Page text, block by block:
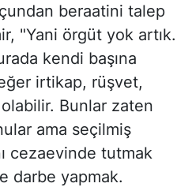
beraatini talep
"Yani örgüt yok artık.
kendi başına
irtikap, rüşvet,
Bunlar zaten
ama seçilmiş
cezaevinde tutmak
darbe yapmak.